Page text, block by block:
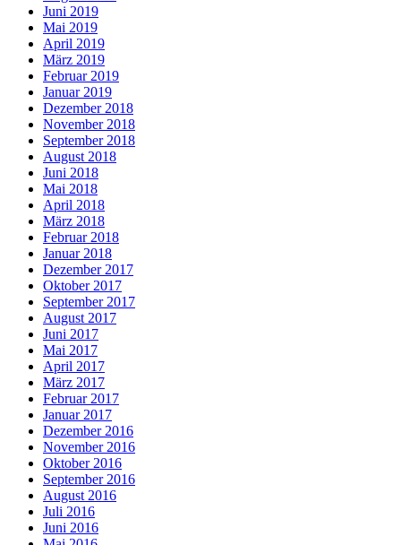
Juni 2019
Mai 2019
April 2019
März 2019
Februar 2019
Januar 2019
Dezember 2018
November 2018
September 2018
August 2018
Juni 2018
Mai 2018
April 2018
März 2018
Februar 2018
Januar 2018
Dezember 2017
Oktober 2017
September 2017
August 2017
Juni 2017
Mai 2017
April 2017
März 2017
Februar 2017
Januar 2017
Dezember 2016
November 2016
Oktober 2016
September 2016
August 2016
Juli 2016
Juni 2016